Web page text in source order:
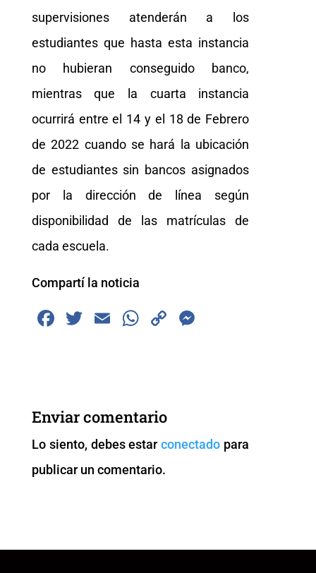
supervisiones atenderán a los
estudiantes que hasta esta instancia
no hubieran conseguido banco,
mientras que la cuarta instancia
ocurrirá entre el 14 y el 18 de Febrero
de 2022 cuando se hará la ubicación
de estudiantes sin bancos asignados
por la dirección de línea según
disponibilidad de las matrículas de
cada escuela.
Compartí la noticia
F
b
o
o
k
T
E
W
A
p
p
C
k
er
Enviar comentario
Lo siento, debes estarconectado para
publicar un comentario.